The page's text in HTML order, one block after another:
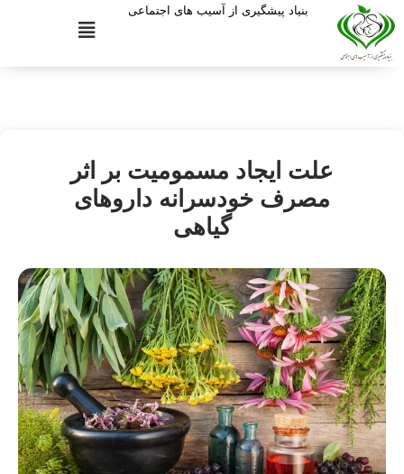
بنیاد پیشگیری از آسیب های اجتماعی
علت ایجاد مسمومیت بر اثر
مصرف خودسرانه داروهای
گیاهی